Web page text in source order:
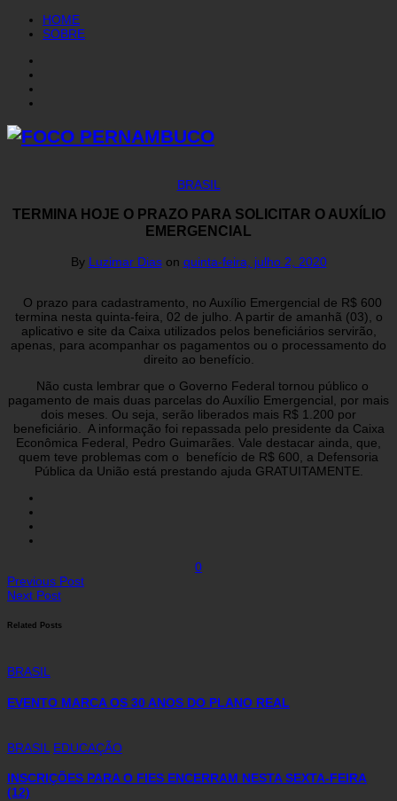
HOME
SOBRE
BRASIL
TERMINA HOJE O PRAZO PARA SOLICITAR O AUXÍLIO
EMERGENCIAL
By Luzimar Dias on quinta-feira, julho 2, 2020
O prazo para cadastramento, no Auxílio Emergencial de R$ 600
termina nesta quinta-feira, 02 de julho. A partir de amanhã (03), o
aplicativo e site da Caixa utilizados pelos beneficiários servirão,
apenas, para acompanhar os pagamentos ou o processamento do
direito ao benefício.
Não custa lembrar que o Governo Federal tornou público o
pagamento de mais duas parcelas do Auxílio Emergencial, por mais
dois meses. Ou seja, serão liberados mais R$ 1.200 por
beneficiário. A informação foi repassada pelo presidente da Caixa
Econômica Federal, Pedro Guimarães. Vale destacar ainda, que,
quem teve problemas com o benefício de R$ 600, a Defensoria
Pública da União está prestando ajuda GRATUITAMENTE.
0
Previous Post
Next Post
Related Posts
BRASIL
EVENTO MARCA OS 30 ANOS DO PLANO REAL
BRASIL EDUCAÇÃO
INSCRIÇÕES PARA O FIES ENCERRAM NESTA SEXTA-FEIRA
(12)